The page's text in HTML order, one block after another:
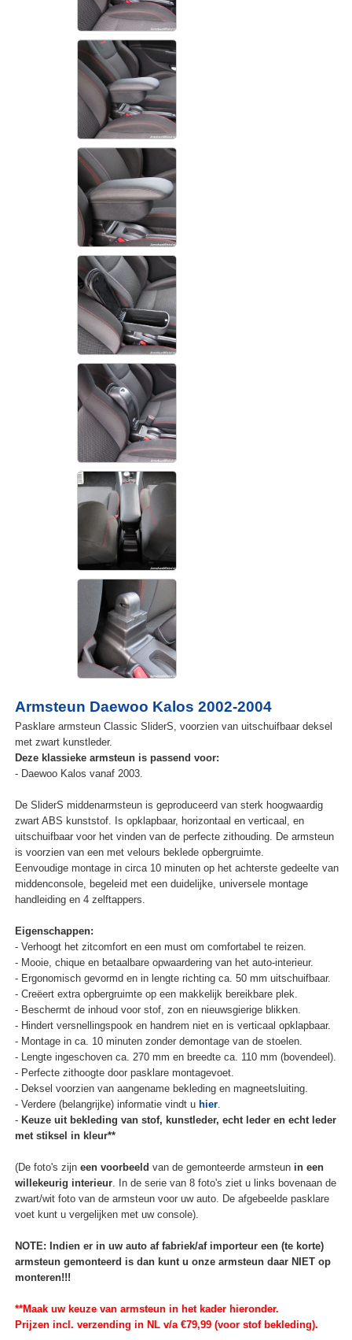
Armsteun Daewoo Kalos 2002-2004
Pasklare armsteun Classic SliderS, voorzien van uitschuifbaar deksel
met zwart kunstleder.
Deze klassieke armsteun is passend voor:
- Daewoo Kalos vanaf 2003.
De SliderS middenarmsteun is geproduceerd van sterk hoogwaardig
zwart ABS kunststof. Is opklapbaar, horizontaal en verticaal, en
uitschuifbaar voor het vinden van de perfecte zithouding. De armsteun
is voorzien van een met velours beklede opbergruimte.
Eenvoudige montage in circa 10 minuten op het achterste gedeelte van
middenconsole, begeleid met een duidelijke, universele montage
handleiding en 4 zelftappers.
Eigenschappen:
- Verhoogt het zitcomfort en een must om comfortabel te reizen.
- Mooie, chique en betaalbare opwaardering van het auto-interieur.
- Ergonomisch gevormd en in lengte richting ca. 50 mm uitschuifbaar.
- Creëert extra opbergruimte op een makkelijk bereikbare plek.
- Beschermt de inhoud voor stof, zon en nieuwsgierige blikken.
- Hindert versnellingspook en handrem niet en is verticaal opklapbaar.
- Montage in ca. 10 minuten zonder demontage van de stoelen.
- Lengte ingeschoven ca. 270 mm en breedte ca. 110 mm (bovendeel).
- Perfecte zithoogte door pasklare montagevoet.
- Deksel voorzien van aangename bekleding en magneetsluiting.
- Verdere (belangrijke) informatie vindt u hier.
- Keuze uit bekleding van stof, kunstleder, echt leder en echt leder
met stiksel in kleur**
(De foto's zijn een voorbeeld van de gemonteerde armsteun in een
willekeurig interieur. In de serie van 8 foto's ziet u links bovenaan de
zwart/wit foto van de armsteun voor uw auto. De afgebeelde pasklare
voet kunt u vergelijken met uw console).
NOTE: Indien er in uw auto af fabriek/af importeur een (te korte)
armsteun gemonteerd is dan kunt u onze armsteun daar NIET op
monteren!!!
**Maak uw keuze van armsteun in het kader hieronder.
Prijzen incl. verzending in NL v/a €79,99 (voor stof bekleding).